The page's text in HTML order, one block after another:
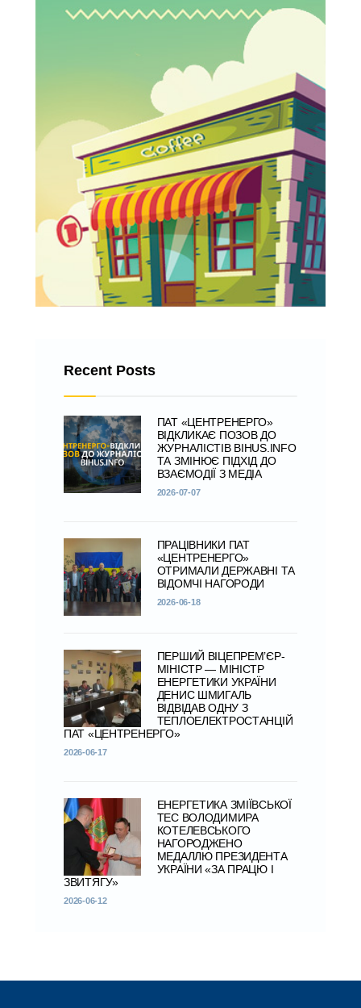
Recent Posts
ПАТ «ЦЕНТРЕНЕРГО»
ВІДКЛИКАЄ ПОЗОВ ДО
ЖУРНАЛІСТІВ BIHUS.INFO
ТА ЗМІНЮЄ ПІДХІД ДО
ВЗАЄМОДІЇ З МЕДІА
2026-07-07
ПРАЦІВНИКИ ПАТ
«ЦЕНТРЕНЕРГО»
ОТРИМАЛИ ДЕРЖАВНІ ТА
ВІДОМЧІ НАГОРОДИ
2026-06-18
ПЕРШИЙ ВІЦЕПРЕМ’ЄР-
МІНІСТР — МІНІСТР
ЕНЕРГЕТИКИ УКРАЇНИ
ДЕНИС ШМИГАЛЬ
ВІДВІДАВ ОДНУ З
ТЕПЛОЕЛЕКТРОСТАНЦІЙ
ПАТ «ЦЕНТРЕНЕРГО»
2026-06-17
ЕНЕРГЕТИКА ЗМІЇВСЬКОЇ
ТЕС ВОЛОДИМИРА
КОТЕЛЕВСЬКОГО
НАГОРОДЖЕНО
МЕДАЛЛЮ ПРЕЗИДЕНТА
УКРАЇНИ «ЗА ПРАЦЮ І
ЗВИТЯГУ»
2026-06-12